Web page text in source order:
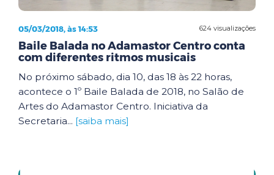
624 visualizações
05/03/2018, às 14:53
Baile Balada no Adamastor Centro conta
com diferentes ritmos musicais
No próximo sábado, dia 10, das 18 às 22 horas,
acontece o 1º Baile Balada de 2018, no Salão de
Artes do Adamastor Centro. Iniciativa da
Secretaria... [saiba mais]